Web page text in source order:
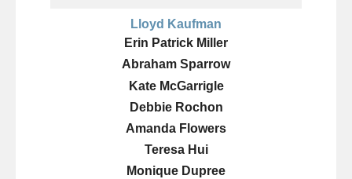
Lloyd Kaufman
Erin Patrick Miller
Abraham Sparrow
Kate McGarrigle
Debbie Rochon
Amanda Flowers
Teresa Hui
Monique Dupree